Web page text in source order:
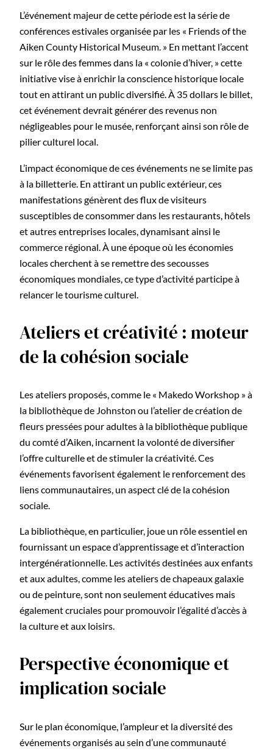
L’événement majeur de cette période est la série de
conférences estivales organisée par les « Friends of the
Aiken County Historical Museum. » En mettant l’accent
sur le rôle des femmes dans la « colonie d’hiver, » cette
initiative vise à enrichir la conscience historique locale
tout en attirant un public diversifié. À 35 dollars le billet,
cet événement devrait générer des revenus non
négligeables pour le musée, renforçant ainsi son rôle de
pilier culturel local.
L’impact économique de ces événements ne se limite pas
à la billetterie. En attirant un public extérieur, ces
manifestations génèrent des flux de visiteurs
susceptibles de consommer dans les restaurants, hôtels
et autres entreprises locales, dynamisant ainsi le
commerce régional. À une époque où les économies
locales cherchent à se remettre des secousses
économiques mondiales, ce type d’activité participe à
relancer le tourisme culturel.
Ateliers et créativité : moteur
de la cohésion sociale
Les ateliers proposés, comme le « Makedo Workshop » à
la bibliothèque de Johnston ou l’atelier de création de
fleurs pressées pour adultes à la bibliothèque publique
du comté d’Aiken, incarnent la volonté de diversifier
l’offre culturelle et de stimuler la créativité. Ces
événements favorisent également le renforcement des
liens communautaires, un aspect clé de la cohésion
sociale.
La bibliothèque, en particulier, joue un rôle essentiel en
fournissant un espace d’apprentissage et d’interaction
intergénérationnelle. Les activités destinées aux enfants
et aux adultes, comme les ateliers de chapeaux galaxie
ou de peinture, sont non seulement éducatives mais
également cruciales pour promouvoir l’égalité d’accès à
la culture et aux loisirs.
Perspective économique et
implication sociale
Sur le plan économique, l’ampleur et la diversité des
événements organisés au sein d’une communauté